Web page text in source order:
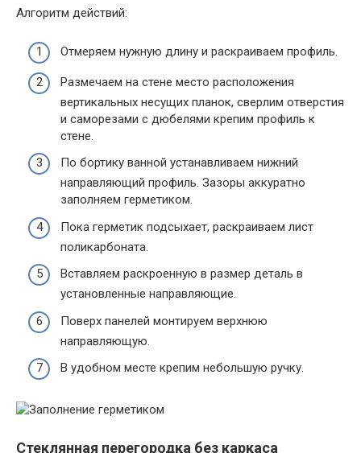
Алгоритм действий:
Отмеряем нужную длину и раскраиваем профиль.
Размечаем на стене место расположения
вертикальных несущих планок, сверлим отверстия
и саморезами с дюбелями крепим профиль к
стене.
По бортику ванной устанавливаем нижний
направляющий профиль. Зазоры аккуратно
заполняем герметиком.
Пока герметик подсыхает, раскраиваем лист
поликарбоната.
Вставляем раскроенную в размер деталь в
установленные направляющие.
Поверх панелей монтируем верхнюю
направляющую.
В удобном месте крепим небольшую ручку.
Стеклянная перегородка без каркаса